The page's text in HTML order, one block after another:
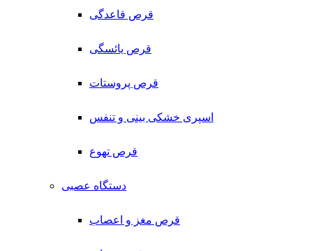
قرص قاعدگی
قرص یائسگی
قرص پروستات
اسپری خشکی بینی و تنفس
قرص تهوع
دستگاه عصبی
قرص مغز و اعصاب